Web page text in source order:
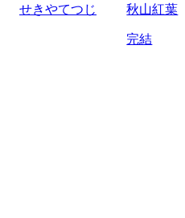
せきやてつじ 秋山紅葉
完結